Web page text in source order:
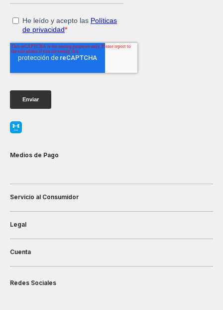
Medios de Pago
Servicio al Consumidor
Legal
Cuenta
Redes Sociales